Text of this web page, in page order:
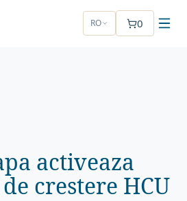
RO 0
activeaza
crestere HCU